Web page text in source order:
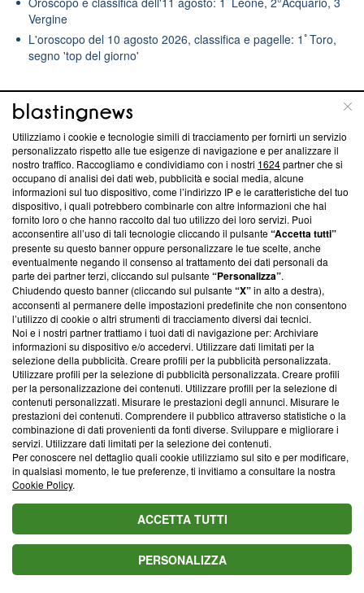
Vergine
L'oroscopo del 10 agosto 2026, classifica e pagelle: 1ﾟToro,
segno 'top del giorno'
Michele Caltagirone
Video Maker
SEGUI
Suggerisci una correzione
Valuta il titolo di questo articolo
Blasting News consiglia
L'oroscopo di domani 8 agosto 2026 con classifica: 1ﾟ
Toro, finalmente riconquista la vetta
Oroscopo e classifica del 10 agosto: Sagittario al 2ﾟ
posto, Bilancia vola in amore
L'oroscopo di domani 7 agosto e classifica: Pesci al 1ﾟ
posto, in arrivo occasioni preziose
L'oroscopo del 9agosto e la classifica: Luna in Cancro,
L'oroscopo di martedì 9 giugno 2026 con la classifica:
1ﾟAriete, 2ﾟSagittario, 3ﾟLeone
Utilizziamo i cookie e tecnologie simili di tracciamento per fornirti un servizio
personalizzato rispetto alle tue esigenze di navigazione e per analizzare il
nostro traffico. Raccogliamo e condividiamo con i nostri 1624partner che si
occupano di analisi dei dati web, pubblicità e social media, alcune
informazioni sul tuo dispositivo, come l’indirizzo IP e le caratteristiche del tuo
dispositivo, i quali potrebbero combinarle con altre informazioni che hai
fornito loro o che hanno raccolto dal tuo utilizzo dei loro servizi. Puoi
acconsentire all’uso di tali tecnologie cliccando il pulsante“Accetta tutti”
presente su questo banner oppure personalizzare le tue scelte, anche
eventualmente negando il consenso al trattamento dei dati personali da
parte dei partner terzi, cliccando sul pulsante“Personalizza”.
Chiudendo questo banner (cliccando sul pulsante“X”in alto a destra),
acconsenti al permanere delle impostazioni predefinite che non consentono
l’utilizzo di cookie o altri strumenti di tracciamento diversi dai tecnici.
Noi e i nostri partner trattiamo i tuoi dati di navigazione per: Archiviare
informazioni su dispositivo e/o accedervi. Utilizzare dati limitati per la
selezione della pubblicità. Creare profili per la pubblicità personalizzata.
Utilizzare profili per la selezione di pubblicità personalizzata. Creare profili
per la personalizzazione dei contenuti. Utilizzare profili per la selezione di
contenuti personalizzati. Misurare le prestazioni degli annunci. Misurare le
prestazioni dei contenuti. Comprendere il pubblico attraverso statistiche o la
combinazione di dati provenienti da fonti diverse. Sviluppare e migliorare i
servizi. Utilizzare dati limitati per la selezione dei contenuti.
Per conoscere nel dettaglio quali cookie utilizziamo sul sito e per modificare,
in qualsiasi momento, le tue preferenze, ti invitiamo a consultare la nostra
Cookie Policy.
ACCETTA TUTTI
PERSONALIZZA